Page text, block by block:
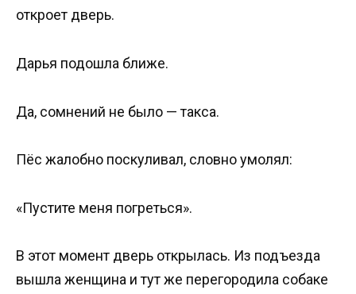
откроет дверь.
Дарья подошла ближе.
Да, сомнений не было — такса.
Пёс жалобно поскуливал, словно умолял:
«Пустите меня погреться».
В этот момент дверь открылась. Из подъезда
вышла женщина и тут же перегородила собаке